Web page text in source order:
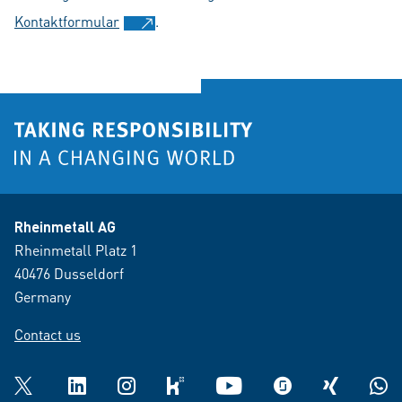
Kontaktformular
.
Rheinmetall AG
Rheinmetall Platz 1
40476 Dusseldorf
Germany
Contact us
Twitter LinkedInInstagramkununu YouTube glassdoorXING